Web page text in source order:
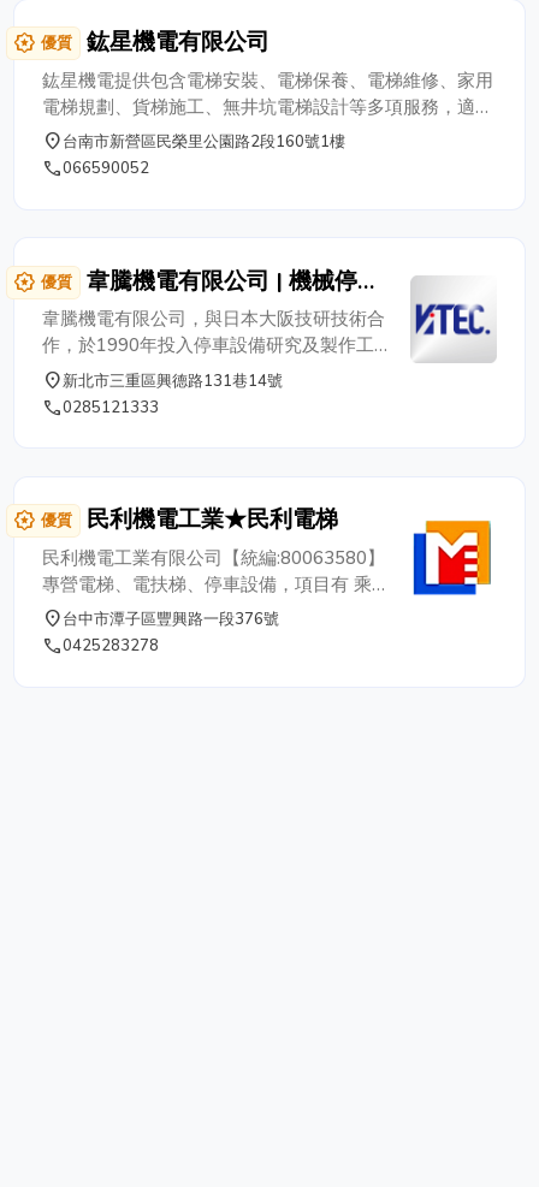
和零意外向前行 5. 打破業界思維提供完整
設備保固 ✔ 結構體及車台板保固 10 年 ✔
零配件部品保固 3 年 ✔ 免費保養 1 年。
NEW 萩野機械停車設備型錄 ⎙ 公司名：萩
野機械工程有限公司 統編：54786365 公
司電話：02-22782366 公司地址：新北市
三重區興德路131巷14號3F / 4F E-mail：
award_star 優質 鈜星機電有限公司
鈜星機電提供包含電梯安裝、電梯保養、電梯維修、家用
電梯規劃、貨梯施工、無井坑電梯設計等多項服務，適用
於高雄地區各類住宅、商辦、工廠與餐飲空間。由專業技
師團隊執行，以安全、穩定、耐用為核心，為不同類型建
place台南市新營區民榮里公園路2段160號1樓
phone066590052
award_star 優質
韋騰機電有限公司 | 機械停車
設備 • 立體停車設備專業廠商
韋騰機電有限公司，與日本大阪技研技術合
作，於1990年投入停車設備研究及製作工
作，我們公司是業界少數具備從規劃、設
計、製造、安裝、保養、維修...等一貫作業
零件部品保固5年 / 結構體 & 車盤保固15年
/ 免費保養1年服務。 - 經營承諾 - • 內政部
合格之建築物機械停車設備專業廠商 ( 登記
證字號40M1000020 ) • 設備皆依據CNS國
家標準設計製造 • 維修服務依據ISO品質作
業準則 • 服務據點遍及全省 • 眾多合格乙.
place新北市三重區興德路131巷14號
phone0285121333
award_star 優質 民利機電工業★民利電梯
民利機電工業有限公司【統編:80063580】
專營電梯、電扶梯、停車設備，項目有 乘
人電梯、客貨升降機、油壓升降機、貨梯、
電梯、升降機、升降設備、客貨梯、停車設
place台中市潭子區豐興路一段376號
phone0425283278